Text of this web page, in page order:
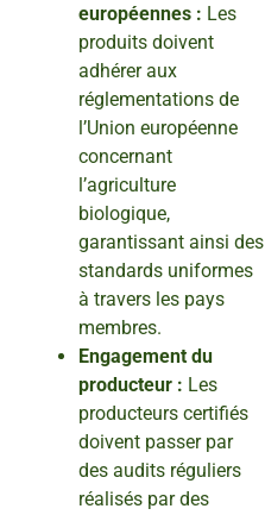
européennes : Les
produits doivent
adhérer aux
réglementations de
l’Union européenne
concernant
l’agriculture
biologique,
garantissant ainsi des
standards uniformes
à travers les pays
membres.
Engagement du
producteur : Les
producteurs certifiés
doivent passer par
des audits réguliers
réalisés par des